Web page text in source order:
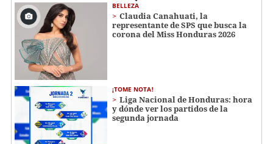
BELLEZA
Claudia Canahuati, la
representante de SPS que busca la
corona del Miss Honduras 2026
¡TOME NOTA!
Liga Nacional de Honduras: hora
y dónde ver los partidos de la
segunda jornada